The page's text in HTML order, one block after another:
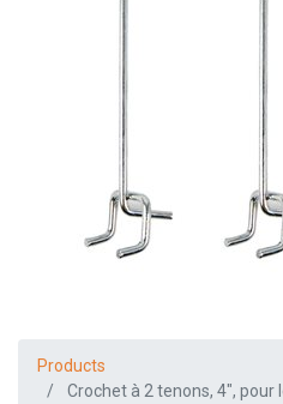
Products
Crochet à 2 tenons, 4",